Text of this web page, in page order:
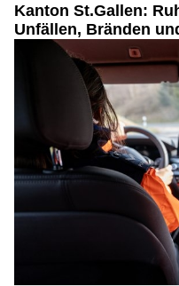
Kanton St.Gallen:
Unfällen, Bränden